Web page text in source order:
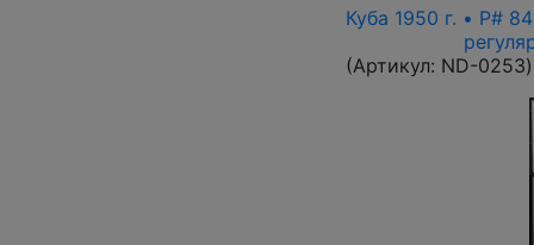
Куба 1950 г. • P#
(Артикул: ND-0253)